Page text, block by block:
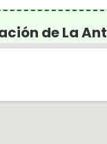
de La